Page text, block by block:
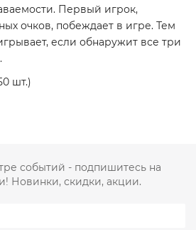
Первый игрок,
очков, побеждает в игре. Тем
если обнаружит все три
шт.)
событий - подпишитесь на
Новинки, скидки, акции.